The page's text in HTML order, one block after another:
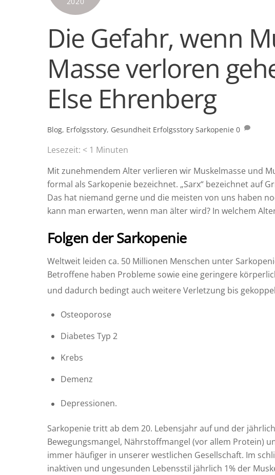
Die Gefahr, wenn
Masse verloren
Else Ehrenberg
Blog, Erfolgsstory, Gesundheit Erfolgsstory Sarkopenie 0
Lesezeit: < 1 Minuten
Mit zunehmendem Alter verlieren wir Muskelmasse und
formal als Sarkopenie bezeichnet. „Sarx“ bezeichnet auf
Das hat niemand gerne und die meisten von uns haben
kann man erwarten, wenn man älter wird? In welchem
Folgen der Sarkopenie
Weltweit leiden ca. 50 Millionen Menschen unter
Betroffene haben Probleme sowie eine geringere
und dadurch bedingt auch weitere Verletzung bis
Osteoporose
Diabetes Typ 2
Krebs
Demenz
Depressionen.
Sarkopenie tritt ab dem 20. Lebensjahr auf und der
Bewegungsmangel, Nährstoffmangel (vor allem Protein)
immer häufiger in unserer westlichen Gesellschaft. Im
inaktiven und ungesunden Lebensstil jährlich 1% der